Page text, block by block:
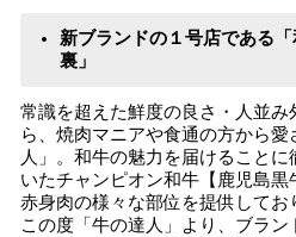
新ブランドの１号店である
裏」
常識を超えた鮮度の良さ・人並
ら、焼肉マニアや食通の方から
人」。和牛の魅力を届けること
いたチャンピオン和牛【鹿児島
赤身肉の様々な部位を提供してお
この度「牛の達人」より、ブラ